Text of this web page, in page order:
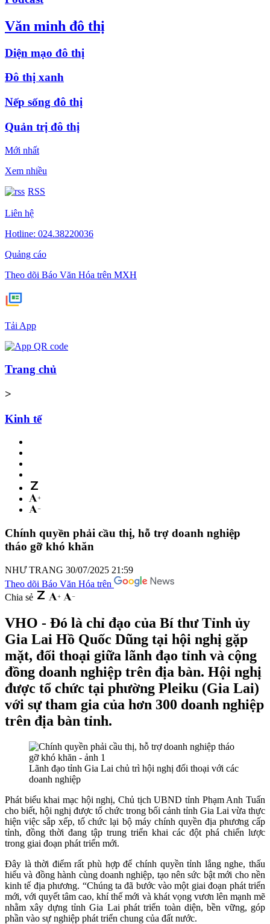
Văn minh đô thị
Diện mạo đô thị
Đô thị xanh
Nếp sống đô thị
Quản trị đô thị
Mới nhất
Xem nhiều
RSS
Liên hệ
Hotline: 024.38220036
Quảng cáo
Theo dõi Báo Văn Hóa trên MXH
Tải App
Trang chủ
>
Kinh tế
Chính quyền phải cầu thị, hỗ trợ doanh nghiệp
tháo gỡ khó khăn
NHƯ TRANG 30/07/2025 21:59
Theo dõi Báo Văn Hóa trên
Chia sẻ
VHO - Đó là chỉ đạo của Bí thư Tỉnh ủy
Gia Lai Hồ Quốc Dũng tại hội nghị gặp
mặt, đối thoại giữa lãnh đạo tỉnh và cộng
đồng doanh nghiệp trên địa bàn. Hội nghị
được tổ chức tại phường Pleiku (Gia Lai)
với sự tham gia của hơn 300 doanh nghiệp
trên địa bàn tỉnh.
Lãnh đạo tỉnh Gia Lai chủ trì hội nghị đối thoại với các
doanh nghiệp
Phát biểu khai mạc hội nghị, Chủ tịch UBND tỉnh Phạm Anh Tuấn
cho biết, hội nghị được tổ chức trong bối cảnh tỉnh Gia Lai vừa thực
hiện việc sắp xếp, tổ chức lại bộ máy chính quyền địa phương cấp
tỉnh, đồng thời đang tập trung triển khai các đột phá chiến lược
trong giai đoạn phát triển mới.
Đây là thời điểm rất phù hợp để chính quyền tỉnh lắng nghe, thấu
hiểu và đồng hành cùng doanh nghiệp, tạo nên sức bật mới cho nền
kinh tế địa phương. “Chúng ta đã bước vào một giai đoạn phát triển
mới, với quyết tâm cao, khí thế mới và khát vọng vươn lên mạnh mẽ
nhằm xây dựng tỉnh Gia Lai phát triển toàn diện, bền vững, góp
phần vào sự nghiệp phát triển chung của đất nước.